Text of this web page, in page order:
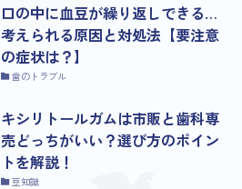
口の中に血豆が繰り返しできる…
考えられる原因と対処法【要注意
の症状は？】
歯のトラブル
キシリトールガムは市販と歯科専
売どっちがいい？選び方のポイン
トを解説！
豆知識